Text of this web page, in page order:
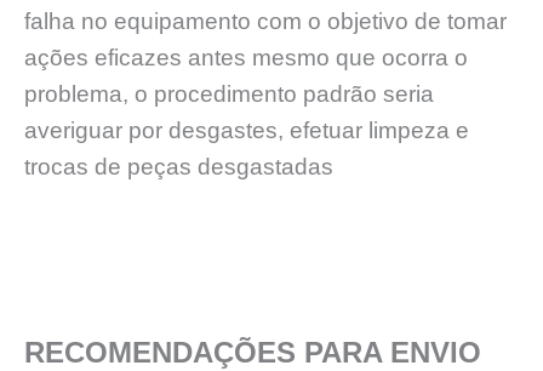
falha no equipamento com o objetivo de tomar
ações eficazes antes mesmo que ocorra o
problema, o procedimento padrão seria
averiguar por desgastes, efetuar limpeza e
trocas de peças desgastadas
RECOMENDAÇÕES PARA ENVIO